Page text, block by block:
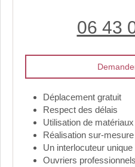
06 43
Déplacement gratuit
Respect des délais
Utilisation de
Réalisation sur-mesure
Un interlocuteur unique
Ouvriers